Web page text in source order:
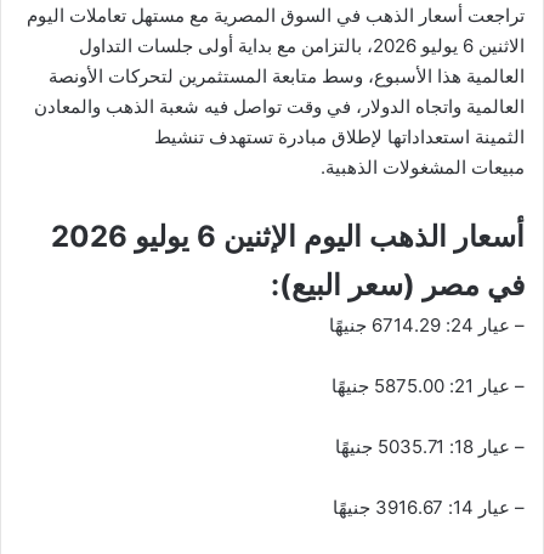
تراجعت أسعار الذهب في السوق المصرية مع مستهل تعاملات اليوم
الاثنين 6 يوليو 2026، بالتزامن مع بداية أولى جلسات التداول
العالمية هذا الأسبوع، وسط متابعة المستثمرين لتحركات الأونصة
العالمية واتجاه الدولار، في وقت تواصل فيه شعبة الذهب والمعادن
الثمينة استعداداتها لإطلاق مبادرة تستهدف تنشيط
مبيعات المشغولات الذهبية.
أسعار الذهب اليوم الإثنين 6 يوليو 2026
في مصر (سعر البيع):
– عيار 24: 6714.29 جنيهًا
– عيار 21: 5875.00 جنيهًا
– عيار 18: 5035.71 جنيهًا
– عيار 14: 3916.67 جنيهًا